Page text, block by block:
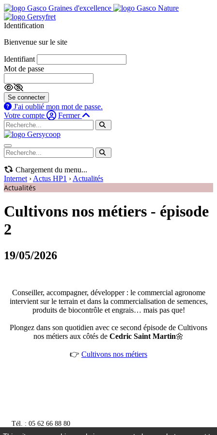
Identification
Bienvenue sur le site
Identifiant
Mot de passe
Se connecter
J'ai oublié mon mot de passe.
Votre compte
Fermer
Navigation mobile
Chargement du menu...
Internet › Actus HP1 › Actualités
Actualités
Cultivons nos métiers - épisode
2
19/05/2026
Conseiller, accompagner, développer : le commercial agronome
intervient sur le terrain et dans la commercialisation de semences,
produits de biocontrôle et engrais… mais pas que!
Plongez dans son quotidien avec ce second épisode de Cultivons
nos métiers aux côtés de Cedric Saint Martin🌼
👉 Cultivons nos métiers
Tél. : 05 62 66 88 80
contact@gersycoop.com